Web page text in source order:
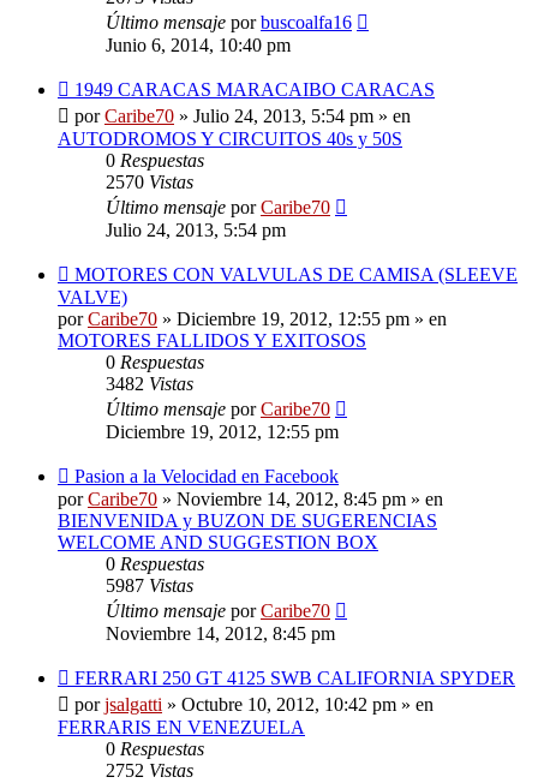
Último mensaje porbuscoalfa16
Junio 6, 2014, 10:40 pm
Nuevo
mensaje
1949 CARACAS MARACAIBO CARACAS
porCaribe70 » Julio 24, 2013, 5:54 pm » en
AUTODROMOS Y CIRCUITOS 40s y 50S
0 Respuestas
2570 Vistas
Último mensaje porCaribe70
Julio 24, 2013, 5:54 pm
Nuevo
mensaje
MOTORES CON VALVULAS DE CAMISA (SLEEVE
VALVE)
porCaribe70 » Diciembre 19, 2012, 12:55 pm » en
MOTORES FALLIDOS Y EXITOSOS
0 Respuestas
3482 Vistas
Último mensaje porCaribe70
Diciembre 19, 2012, 12:55 pm
Nuevo
mensaje
Pasion a la Velocidad en Facebook
porCaribe70 » Noviembre 14, 2012, 8:45 pm » en
BIENVENIDA y BUZON DE SUGERENCIAS
WELCOME AND SUGGESTION BOX
0 Respuestas
5987 Vistas
Último mensaje porCaribe70
Noviembre 14, 2012, 8:45 pm
Nuevo
mensaje
FERRARI 250 GT 4125 SWB CALIFORNIA SPYDER
porjsalgatti » Octubre 10, 2012, 10:42 pm » en
FERRARIS EN VENEZUELA
0 Respuestas
2752 Vistas